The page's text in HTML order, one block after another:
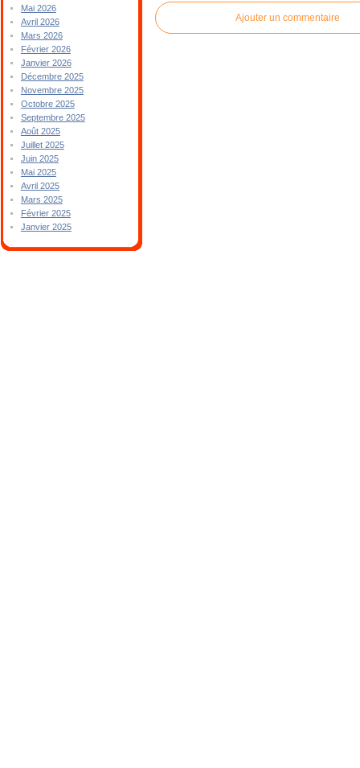
Mai 2026
Avril 2026
Mars 2026
Février 2026
Janvier 2026
Décembre 2025
Novembre 2025
Octobre 2025
Septembre 2025
Août 2025
Juillet 2025
Juin 2025
Mai 2025
Avril 2025
Mars 2025
Février 2025
Janvier 2025
Ajouter un commentaire